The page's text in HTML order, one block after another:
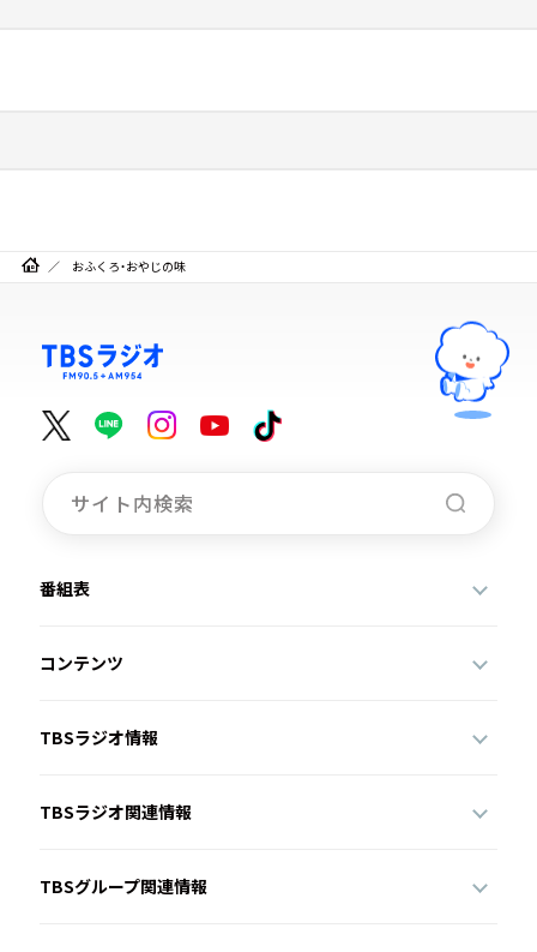
おふくろ・おやじの味
番組表
コンテンツ
TBSラジオ情報
TBSラジオ関連情報
TBSグループ関連情報